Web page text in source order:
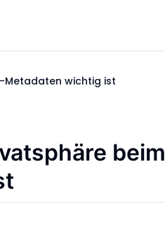
Metadaten wichtig ist
beim